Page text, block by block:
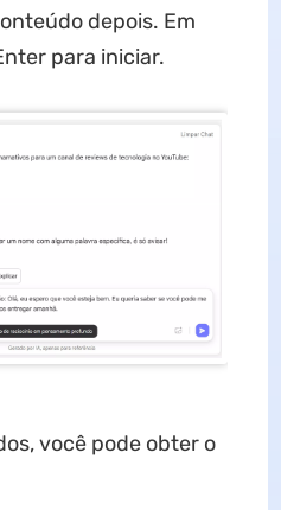
depois. Em
para iniciar.
você pode obter o